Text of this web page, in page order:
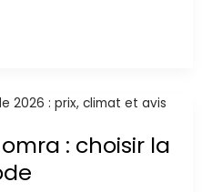
: choisir la